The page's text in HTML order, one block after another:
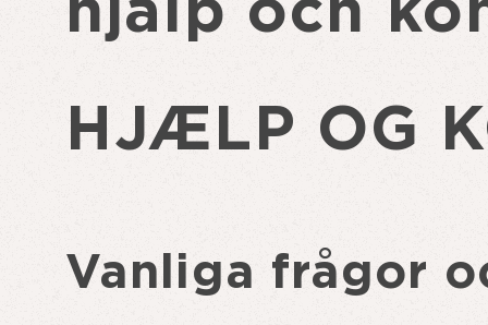
Lakrits med choklad
Gåvor
Limited editions
SustainabilityFöretagsevenemang
hjälp och
HJÆLP OG
Vanliga frågor